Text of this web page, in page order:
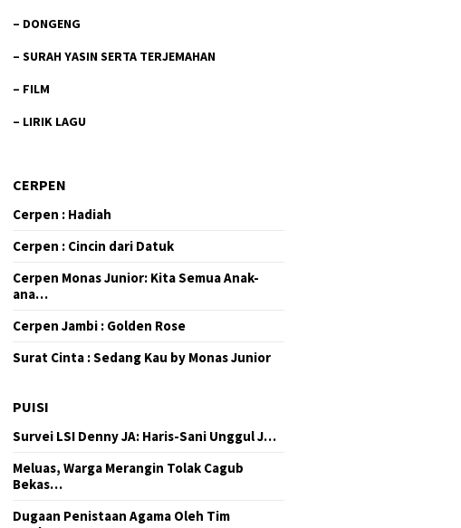
– DONGENG
–SURAH YASIN SERTA TERJEMAHAN
– FILM
– LIRIK LAGU
CERPEN
Cerpen : Hadiah
Cerpen : Cincin dari Datuk
Cerpen Monas Junior: Kita Semua Anak-
ana…
Cerpen Jambi : Golden Rose
Surat Cinta : Sedang Kau by Monas Junior
PUISI
Survei LSI Denny JA: Haris-Sani Unggul J…
Meluas, Warga Merangin Tolak Cagub
Bekas…
Dugaan Penistaan Agama Oleh Tim